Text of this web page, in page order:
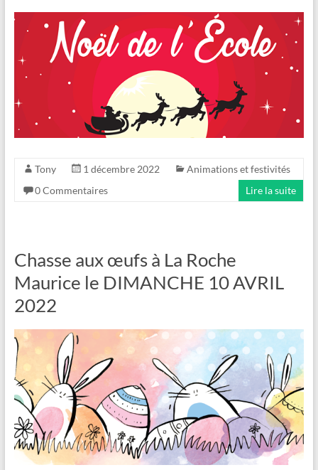
Tony 1 décembre 2022
Animations et festivités
0 Commentaires
Lire la suite
Chasse aux œufs à La Roche
Maurice le DIMANCHE 10 AVRIL
2022